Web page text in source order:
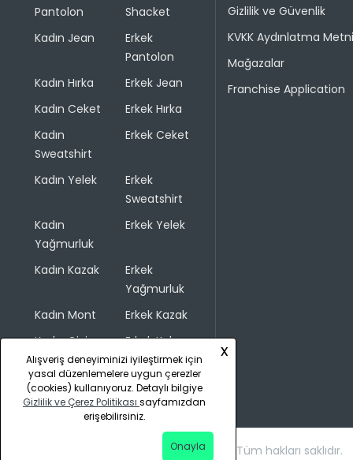
Pantolon
Kadın Jean
Kadın Hırka
Kadın Ceket
Kadın
Sweatshirt
Kadın Yelek
Kadın
Yağmurluk
Kadın Kazak
Kadın Mont
Kadın Giyim
Shacket
Erkek
Pantolon
Erkek Jean
Erkek Hırka
Erkek Ceket
Erkek
Sweatshirt
Erkek Yelek
Erkek
Yağmurluk
Erkek Kazak
Erkek Kaban
Gizlilik ve Güvenlik
KVKK Aydınlatma Metni
Mağazalar
Franchise Application
Copyright © 2026 COLINS. Tüm hakları saklıdır.
Alışveriş deneyiminizi iyileştirmek için
yasal düzenlemelere uygun çerezler
(cookies) kullanıyoruz. Detaylı bilgiye
Gizlilik ve Çerez Politikası sayfamızdan
erişebilirsiniz.
Onayla
x